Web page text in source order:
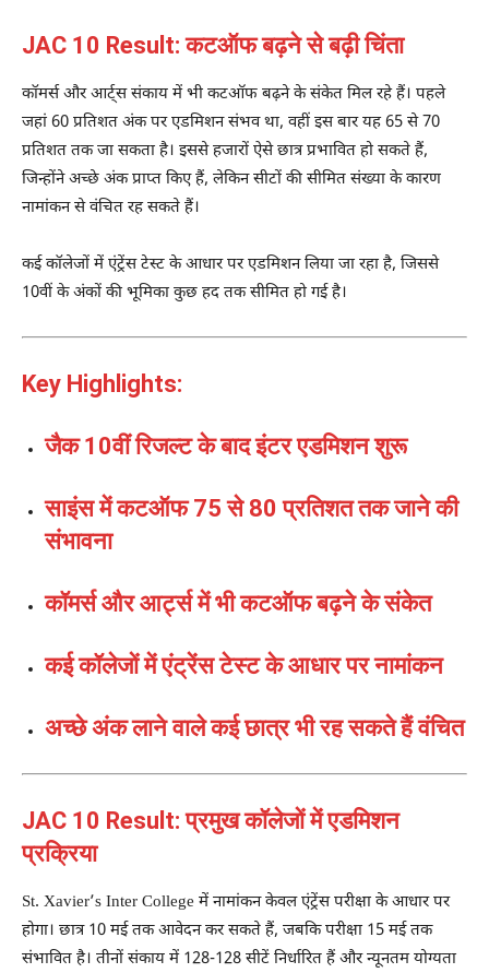
JAC 10 Result: कटऑफ बढ़ने से बढ़ी चिंता
कॉमर्स और आर्ट्स संकाय में भी कटऑफ बढ़ने के संकेत मिल रहे हैं। पहले
जहां 60 प्रतिशत अंक पर एडमिशन संभव था, वहीं इस बार यह 65 से 70
प्रतिशत तक जा सकता है। इससे हजारों ऐसे छात्र प्रभावित हो सकते हैं,
जिन्होंने अच्छे अंक प्राप्त किए हैं, लेकिन सीटों की सीमित संख्या के कारण
नामांकन से वंचित रह सकते हैं।
कई कॉलेजों में एंट्रेंस टेस्ट के आधार पर एडमिशन लिया जा रहा है, जिससे
10वीं के अंकों की भूमिका कुछ हद तक सीमित हो गई है।
Key Highlights:
जैक 10वीं रिजल्ट के बाद इंटर एडमिशन शुरू
साइंस में कटऑफ 75 से 80 प्रतिशत तक जाने की
संभावना
कॉमर्स और आर्ट्स में भी कटऑफ बढ़ने के संकेत
कई कॉलेजों में एंट्रेंस टेस्ट के आधार पर नामांकन
अच्छे अंक लाने वाले कई छात्र भी रह सकते हैं वंचित
JAC 10 Result: प्रमुख कॉलेजों में एडमिशन
प्रक्रिया
St. Xavier’s Inter College में नामांकन केवल एंट्रेंस परीक्षा के आधार पर
होगा। छात्र 10 मई तक आवेदन कर सकते हैं, जबकि परीक्षा 15 मई तक
संभावित है। तीनों संकाय में 128-128 सीटें निर्धारित हैं और न्यूनतम योग्यता